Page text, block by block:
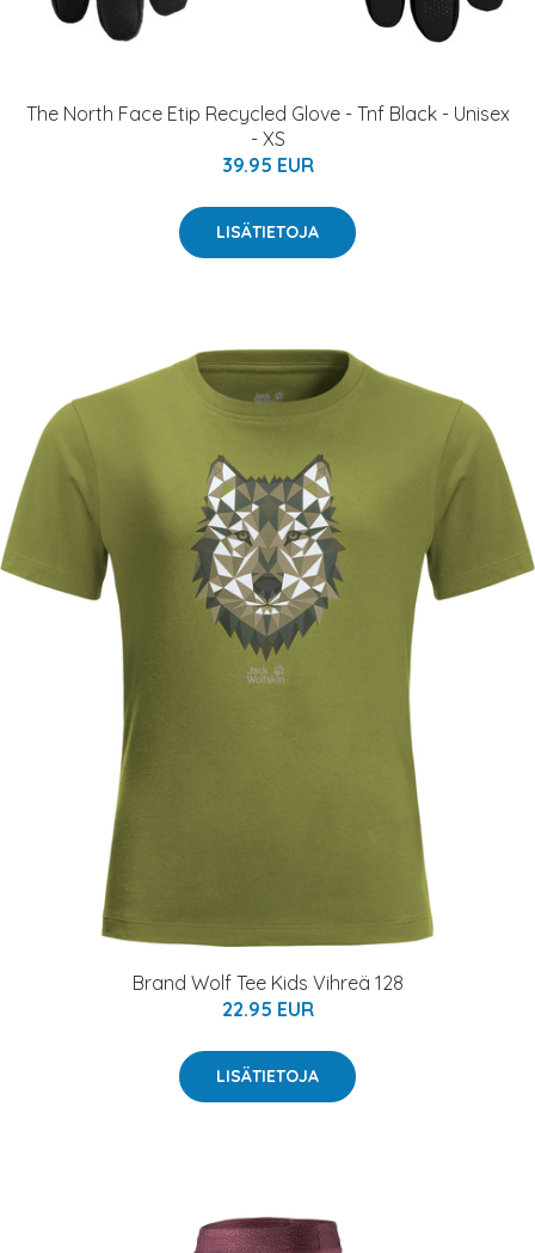
The North Face Etip Recycled Glove - Tnf Black - Unisex
- XS
39.95 EUR
LISÄTIETOJA
Brand Wolf Tee Kids Vihreä 128
22.95 EUR
LISÄTIETOJA